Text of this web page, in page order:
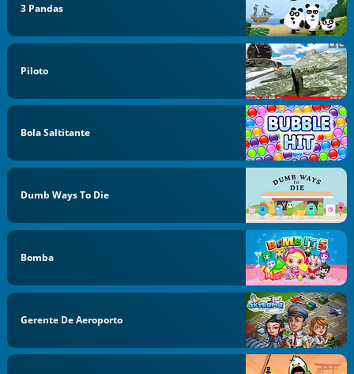
3 Pandas
Piloto
Bola Saltitante
Dumb Ways To Die
Bomba
Gerente De Aeroporto